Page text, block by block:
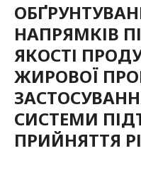
НАПРЯМКІВ
ЯКОСТІ
ЖИРОВОЇ
СИСТЕМИ
ПРИЙНЯТТЯ